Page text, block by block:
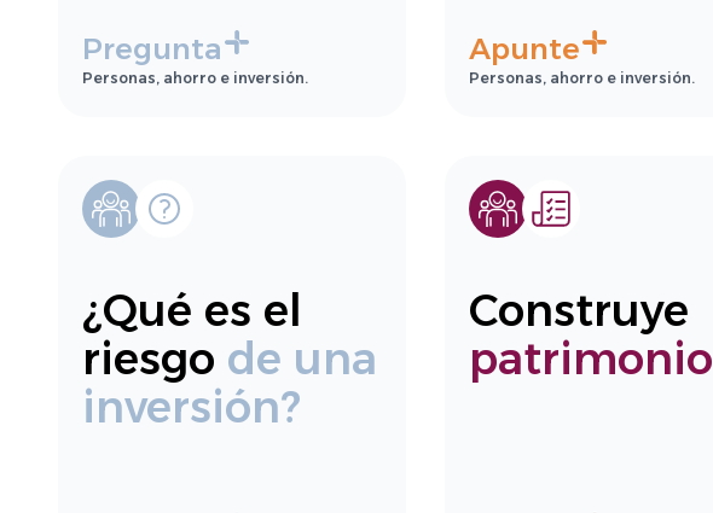
Pregunta
Personas, ahorro e inversión.
Apunte
Personas, ahorro e inversión.
¿Qué es el
riesgo de una
inversión?
Construye
patrimonio